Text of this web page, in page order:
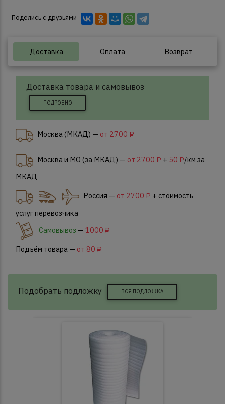
Поделись с друзьями
Доставка Оплата Возврат
Доставка товара и самовывоз
ПОДРОБНО
Москва (МКАД) — от 2700 ₽
Москва и МО (за МКАД) — от 2700 ₽ + 50 ₽/км за
МКАД
Россия — от 2700 ₽ + стоимость
услуг перевозчика
Самовывоз — 1000 ₽
Подъём товара — от 80 ₽
Подобрать подложку ВСЯ ПОДЛОЖКА